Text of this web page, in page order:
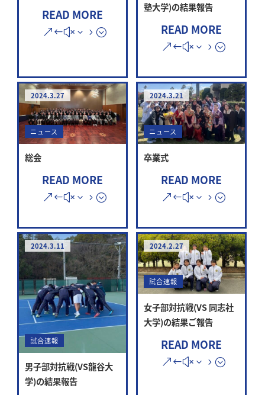
READ MORE
塾大学)の結果報告
READ MORE
2024.3.27
ニュース
総会
READ MORE
2024.3.21
ニュース
卒業式
READ MORE
2024.3.11
試合速報
男子部対抗戦(VS龍谷大
学)の結果報告
2024.2.27
試合速報
女子部対抗戦(VS 同志社
大学)の結果ご報告
READ MORE